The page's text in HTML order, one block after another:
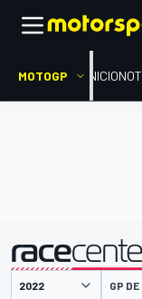
MOTOGP INICIO
presentado por GP